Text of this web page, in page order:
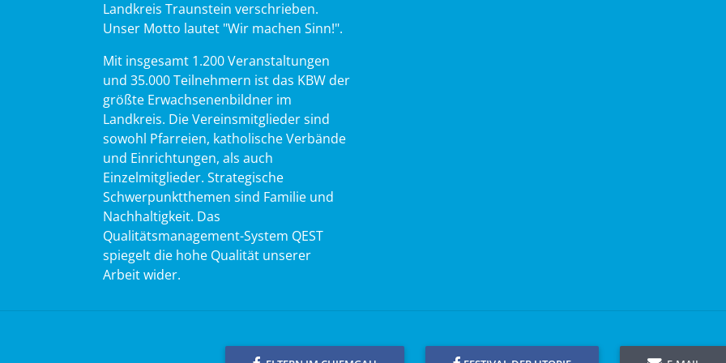
Landkreis Traunstein verschrieben.
Unser Motto lautet "Wir machen Sinn!".
Mit insgesamt 1.200 Veranstaltungen
und 35.000 Teilnehmern ist das KBW der
größte Erwachsenenbildner im
Landkreis. Die Vereinsmitglieder sind
sowohl Pfarreien, katholische Verbände
und Einrichtungen, als auch
Einzelmitglieder. Strategische
Schwerpunktthemen sind Familie und
Nachhaltigkeit. Das
Qualitätsmanagement-System QEST
spiegelt die hohe Qualität unserer
Arbeit wider.